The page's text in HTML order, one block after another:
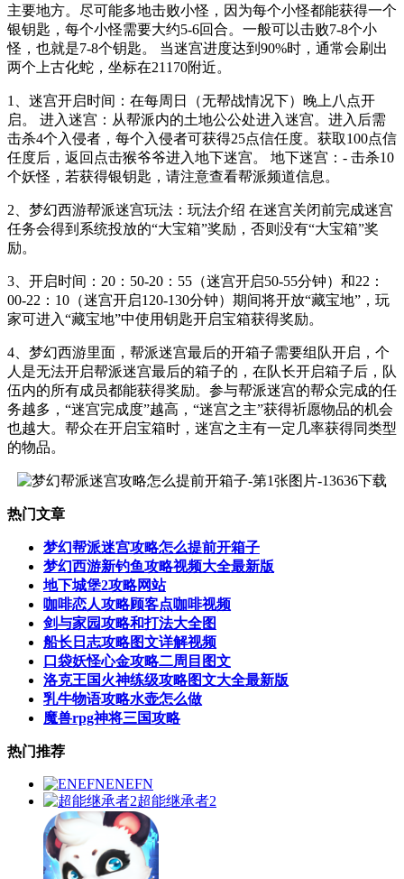
主要地方。尽可能多地击败小怪，因为每个小怪都能获得一个
银钥匙，每个小怪需要大约5-6回合。一般可以击败7-8个小
怪，也就是7-8个钥匙。 当迷宫进度达到90%时，通常会刷出
两个上古化蛇，坐标在21170附近。
1、迷宫开启时间：在每周日（无帮战情况下）晚上八点开
启。 进入迷宫：从帮派内的土地公公处进入迷宫。进入后需
击杀4个入侵者，每个入侵者可获得25点信任度。获取100点信
任度后，返回点击猴爷爷进入地下迷宫。 地下迷宫：- 击杀10
个妖怪，若获得银钥匙，请注意查看帮派频道信息。
2、梦幻西游帮派迷宫玩法：玩法介绍 在迷宫关闭前完成迷宫
任务会得到系统投放的“大宝箱”奖励，否则没有“大宝箱”奖
励。
3、开启时间：20：50-20：55（迷宫开启50-55分钟）和22：
00-22：10（迷宫开启120-130分钟）期间将开放“藏宝地”，玩
家可进入“藏宝地”中使用钥匙开启宝箱获得奖励。
4、梦幻西游里面，帮派迷宫最后的开箱子需要组队开启，个
人是无法开启帮派迷宫最后的箱子的，在队长开启箱子后，队
伍内的所有成员都能获得奖励。参与帮派迷宫的帮众完成的任
务越多，“迷宫完成度”越高，“迷宫之主”获得祈愿物品的机会
也越大。帮众在开启宝箱时，迷宫之主有一定几率获得同类型
的物品。
热门文章
梦幻帮派迷宫攻略怎么提前开箱子
梦幻西游新钓鱼攻略视频大全最新版
地下城堡2攻略网站
咖啡恋人攻略顾客点咖啡视频
剑与家园攻略和打法大全图
船长日志攻略图文详解视频
口袋妖怪心金攻略二周目图文
洛克王国火神练级攻略图文大全最新版
乳牛物语攻略水壶怎么做
魔兽rpg神将三国攻略
热门推荐
ENEFN
超能继承者2